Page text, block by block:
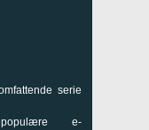
serie
populære e-